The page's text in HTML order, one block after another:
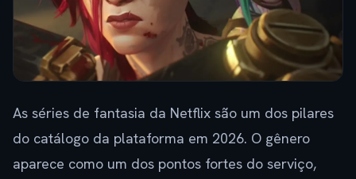
As séries de fantasia da Netflix são um dos pilares
do catálogo da plataforma em 2026. O gênero
aparece como um dos pontos fortes do serviço,